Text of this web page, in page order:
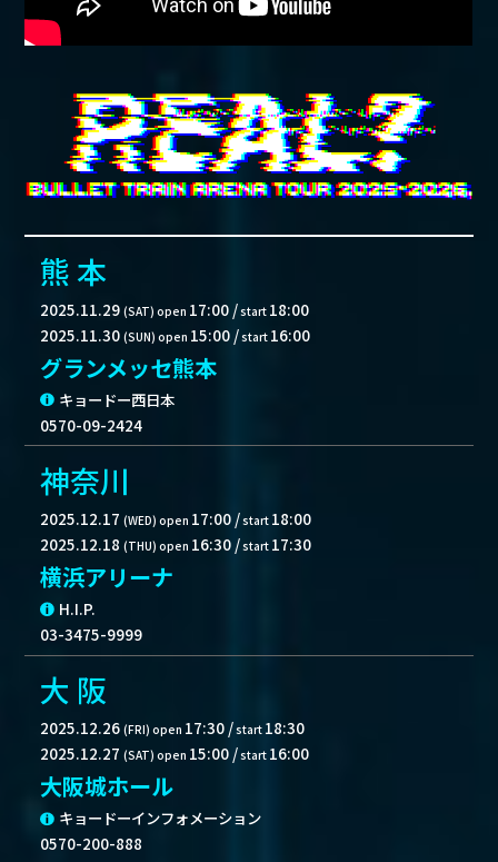
熊 本
2025.11.29 (SAT) open 17:00 /start 18:00
2025.11.30 (SUN) open 15:00 /start 16:00
グランメッセ熊本
キョードー西日本
0570-09-2424
神奈川
2025.12.17 (WED) open 17:00 /start 18:00
2025.12.18 (THU) open 16:30 /start 17:30
横浜アリーナ
H.I.P.
03-3475-9999
大 阪
2025.12.26 (FRI) open 17:30 /start 18:30
2025.12.27 (SAT) open 15:00 /start 16:00
大阪城ホール
キョードーインフォメーション
0570-200-888